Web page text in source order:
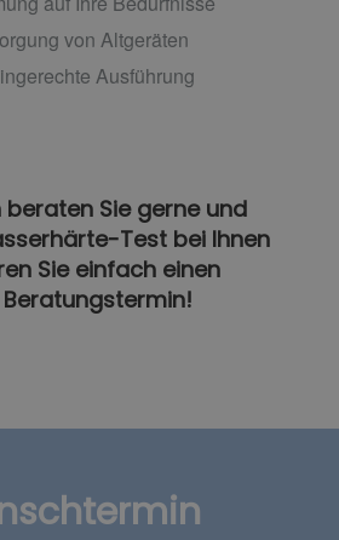
von Altgeräten
Ausführung
beraten Sie gerne und
Test bei Ihnen
Sie einfach einen